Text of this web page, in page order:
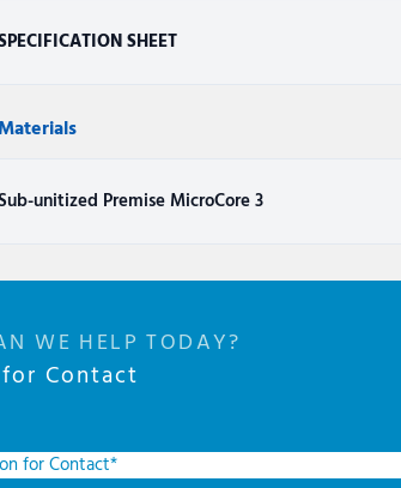
SHEET
unitized Premise MicroCore 3
WE HELP TODAY?
for Contact